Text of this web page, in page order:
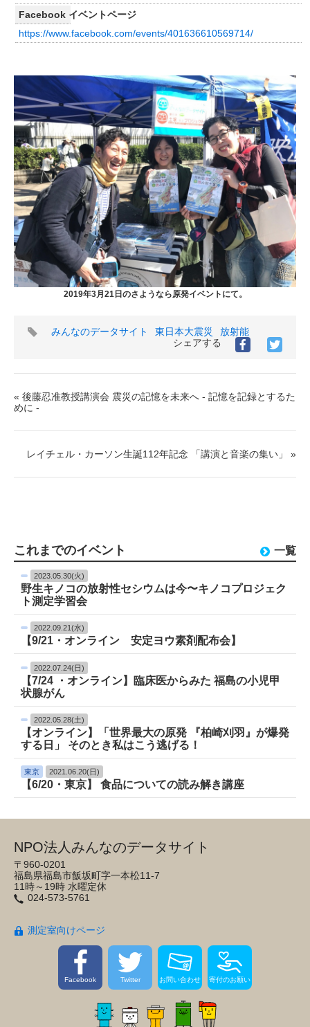
Facebook イベントページ
https://www.facebook.com/events/401636610569714/
2019年3月21日のさようなら原発イベントにて。
タ
みんなのデータサイト 東日本大震災
放射能
シェアする
« 後藤忍准教授講演会 震災の記憶を未来へ - 記憶を記録とするた
めに -
レイチェル・カーソン生誕112年記念 「講演と音楽の集い」 »
これまでのイベント 一覧
2023.05.30(火)
野生キノコの放射性セシウムは今〜キノコプロジェク
ト測定学習会
2022.09.21(水)
【9/21・オンライン 安定ヨウ素剤配布会】
2022.07.24(日)
【7/24 ・オンライン】臨床医からみた 福島の小児甲
状腺がん
2022.05.28(土)
【オンライン】「世界最大の原発 『柏崎刈羽』が爆発
する日」 そのとき私はこう逃げる！
東京 2021.06.20(日)
【6/20・東京】 食品についての読み解き講座
NPO法人みんなのデータサイト
〒960-0201
福島県福島市飯坂町字一本松11-7
11時～19時 水曜定休
024-573-5761
測定室向けページ
Facebook Twitter お問い合わせ 寄付のお願い